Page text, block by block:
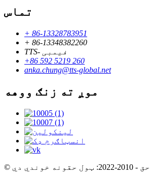
تماس
+ 86-13328783951
+ 86-13348382260
TTS- فیمبی
+86 592 5219 260
anka.chung@tts-global.net
موږ ته زنګ ووهه